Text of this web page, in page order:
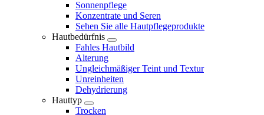
Sonnenpflege
Konzentrate und Seren
Sehen Sie alle Hautpflegeprodukte
Hautbedürfnis
Fahles Hautbild
Alterung
Ungleichmäßiger Teint und Textur
Unreinheiten
Dehydrierung
Hauttyp
Trocken